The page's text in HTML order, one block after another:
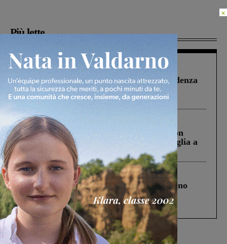
Più lette
Figline Incisa Valdarno 1 Agosto 2026
Piscina di Figline finanziata oltre la scadenza
Pnrr, il gruppo di Fratelli d’Italia: “Un
ringraziamento al Governo”
Cronaca 3 Agosto 2026
Scomparso da una struttura di Castiglion
Fiorentino l’uomo che aveva ucciso la figlia a
Levane nel 2020
Cronaca 4 Agosto 2026
Un anno fa la strage in A1 in cui morirono
Gianni, Giulia e Franco. Lo schianto, il
processo, lo stop ai sorpassi fra tir....
×